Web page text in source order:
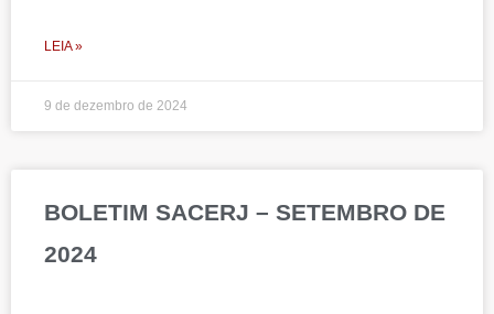
LEIA »
9 de dezembro de 2024
BOLETIM SACERJ – SETEMBRO DE
2024